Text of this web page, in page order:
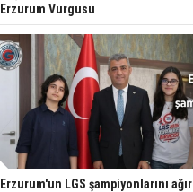
Erzurum Vurgusu
Erzurum'un LGS şampiyonlarını